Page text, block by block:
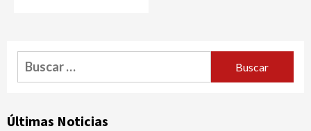
Buscar:
Últimas Noticias